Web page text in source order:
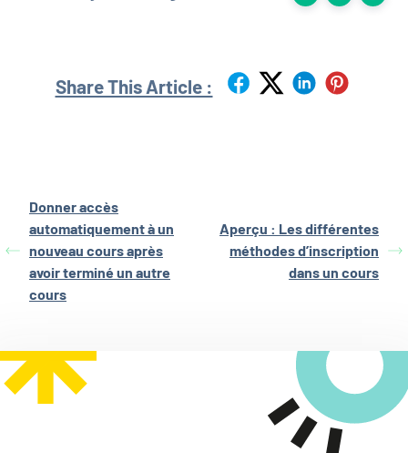
Share This Article :
Donner accès
automatiquement à un
nouveau cours après
avoir terminé un autre
cours
Aperçu : Les différentes
méthodes d’inscription
dans un cours